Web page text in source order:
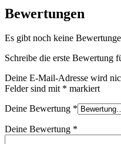
Bewertungen
Es gibt noch keine
Schreibe die erste Bewertung
Deine E-Mail-Adresse wird
Felder sind mit * markiert
Deine Bewertung *
Deine Bewertung *